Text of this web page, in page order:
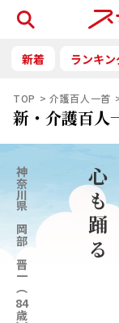
検索
新着 ランキン
TOP 介護百人一首
新・介護百人
心も踊る
神奈川県
岡部 晋一
（
84